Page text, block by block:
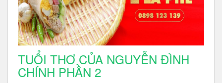
TUỔI THƠ CỦA NGUYỄN ĐÌNH
CHÍNH PHẦN 2